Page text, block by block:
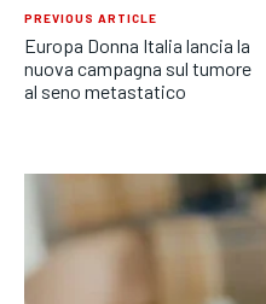
PREVIOUS ARTICLE
Europa Donna Italia lancia la
nuova campagna sul tumore
al seno metastatico